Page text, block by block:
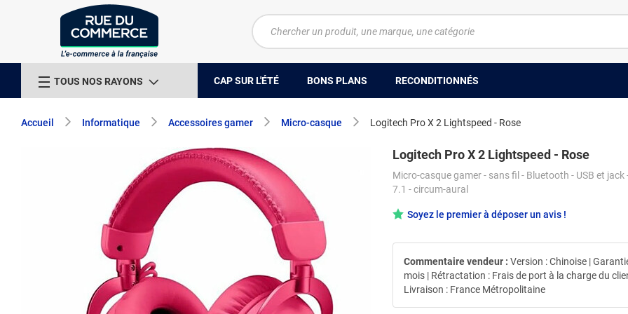
TOUS NOS RAYONS CAP SUR L'ÉTÉ BONS PLANS RECONDITIONNÉS
Accueil Informatique Accessoires gamer Micro-casque Logitech Pro X 2 Lightspeed - Rose
Logitech Pro X 2 Lightspeed - Rose
Micro-casque gamer - sans fil - Bluetooth - USB et jack
7.1 - circum-aural
Soyez le premier à déposer un avis !
Commentaire vendeur : Version : Chinoise |
mois | Rétractation : Frais de port à la charge du
Livraison : France Métropolitaine